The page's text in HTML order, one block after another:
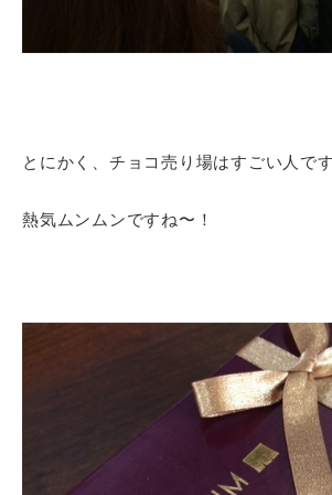
とにかく、チョコ売り場はすごい人です
熱気ムンムンですね〜！